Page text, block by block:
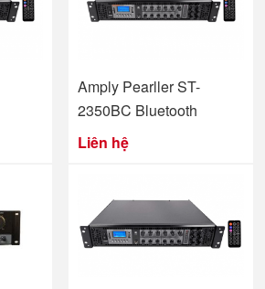
Amply Pearller ST-
2350BC Bluetooth
Liên hệ